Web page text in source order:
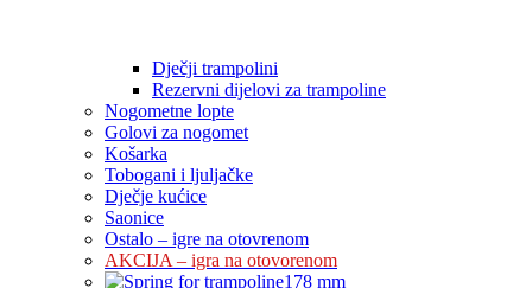
Dječji trampolini
Rezervni dijelovi za trampoline
Nogometne lopte
Golovi za nogomet
Košarka
Tobogani i ljuljačke
Dječje kućice
Saonice
Ostalo – igre na otovrenom
AKCIJA – igra na otovorenom